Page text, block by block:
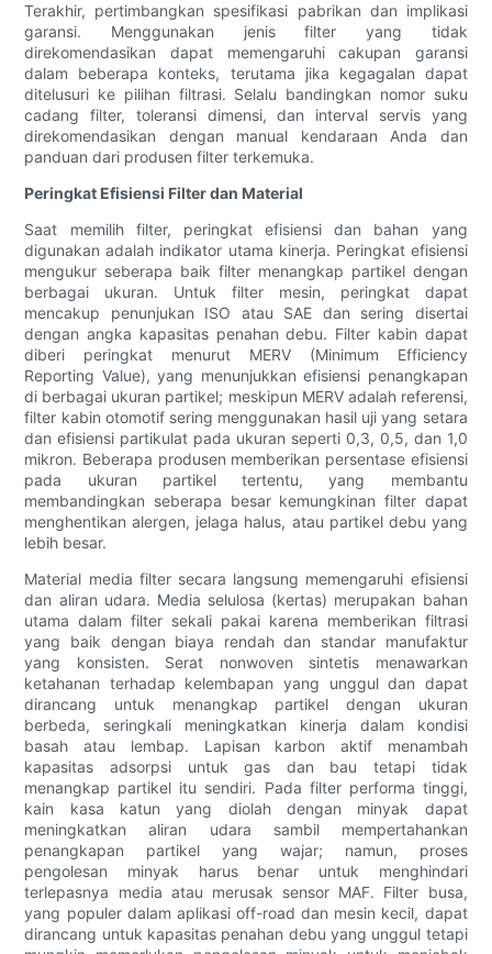
Terakhir, pertimbangkan spesifikasi pabrikan dan implikasi
garansi. Menggunakan jenis filter yang tidak
direkomendasikan dapat memengaruhi cakupan garansi
dalam beberapa konteks, terutama jika kegagalan dapat
ditelusuri ke pilihan filtrasi. Selalu bandingkan nomor suku
cadang filter, toleransi dimensi, dan interval servis yang
direkomendasikan dengan manual kendaraan Anda dan
panduan dari produsen filter terkemuka.
Peringkat Efisiensi Filter dan Material
Saat memilih filter, peringkat efisiensi dan bahan yang
digunakan adalah indikator utama kinerja. Peringkat efisiensi
mengukur seberapa baik filter menangkap partikel dengan
berbagai ukuran. Untuk filter mesin, peringkat dapat
mencakup penunjukan ISO atau SAE dan sering disertai
dengan angka kapasitas penahan debu. Filter kabin dapat
diberi peringkat menurut MERV (Minimum Efficiency
Reporting Value), yang menunjukkan efisiensi penangkapan
di berbagai ukuran partikel; meskipun MERV adalah referensi,
filter kabin otomotif sering menggunakan hasil uji yang setara
dan efisiensi partikulat pada ukuran seperti 0,3, 0,5, dan 1,0
mikron. Beberapa produsen memberikan persentase efisiensi
pada ukuran partikel tertentu, yang membantu
membandingkan seberapa besar kemungkinan filter dapat
menghentikan alergen, jelaga halus, atau partikel debu yang
lebih besar.
Material media filter secara langsung memengaruhi efisiensi
dan aliran udara. Media selulosa (kertas) merupakan bahan
utama dalam filter sekali pakai karena memberikan filtrasi
yang baik dengan biaya rendah dan standar manufaktur
yang konsisten. Serat nonwoven sintetis menawarkan
ketahanan terhadap kelembapan yang unggul dan dapat
dirancang untuk menangkap partikel dengan ukuran
berbeda, seringkali meningkatkan kinerja dalam kondisi
basah atau lembap. Lapisan karbon aktif menambah
kapasitas adsorpsi untuk gas dan bau tetapi tidak
menangkap partikel itu sendiri. Pada filter performa tinggi,
kain kasa katun yang diolah dengan minyak dapat
meningkatkan aliran udara sambil mempertahankan
penangkapan partikel yang wajar; namun, proses
pengolesan minyak harus benar untuk menghindari
terlepasnya media atau merusak sensor MAF. Filter busa,
yang populer dalam aplikasi off-road dan mesin kecil, dapat
dirancang untuk kapasitas penahan debu yang unggul tetapi